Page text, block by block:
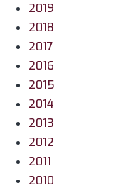
2019
2018
2017
2016
2015
2014
2013
2012
2011
2010